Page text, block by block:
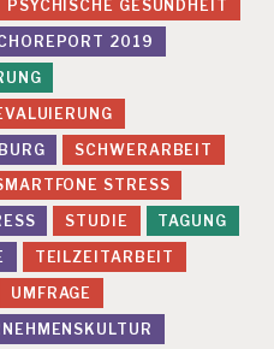
PSYCHISCHE GESUNDHEIT
2019
SCHWERARBEIT
STRESS
STUDIE
TAGUNG
TEILZEITARBEIT
UMFRAGE